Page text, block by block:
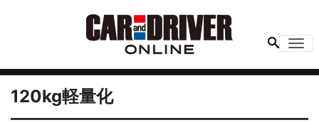
120kg軽量化